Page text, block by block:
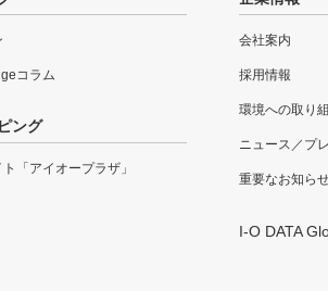
コラム
ング
「アイオープラザ」
会社案内
採用情報
環境への取り
ニュース／プ
重要なお知ら
I-O DATA